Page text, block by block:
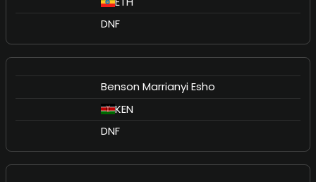
DNF
Benson Marrianyi Esho
KEN
DNF